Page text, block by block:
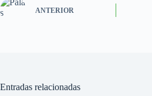
ANTERIOR
Entradas relacionadas